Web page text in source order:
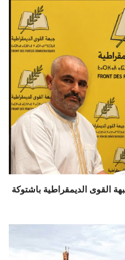
القوى الديمقراطية باشتوكة